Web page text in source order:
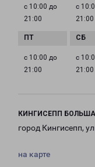
с 10:00 до
21:00
с
21:00
с 10:00 до
21:00
с
21:00
КИНГИСЕПП
город Кингисепп,
на карте